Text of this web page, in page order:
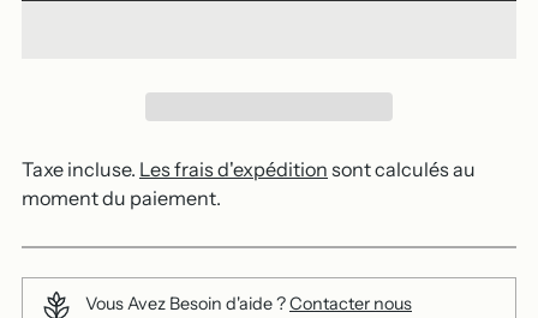
Taxe incluse. Les frais d'expédition sont calculés au
moment du paiement.
Vous Avez Besoin d'aide ?Contacter nous